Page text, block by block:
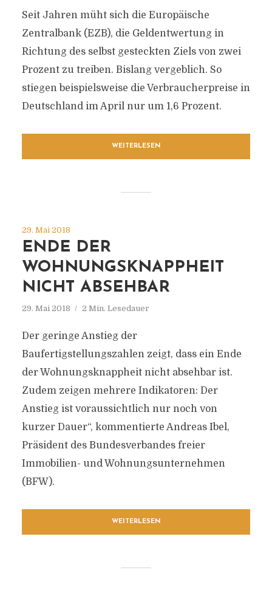
Seit Jahren müht sich die Europäische
Zentralbank (EZB), die Geldentwertung in
Richtung des selbst gesteckten Ziels von zwei
Prozent zu treiben. Bislang vergeblich. So
stiegen beispielsweise die Verbraucherpreise in
Deutschland im April nur um 1,6 Prozent.
WEITERLESEN
29. Mai 2018
ENDE DER
WOHNUNGSKNAPPHEIT
NICHT ABSEHBAR
29. Mai 2018 2 Min. Lesedauer
Der geringe Anstieg der
Baufertigstellungszahlen zeigt, dass ein Ende
der Wohnungsknappheit nicht absehbar ist.
Zudem zeigen mehrere Indikatoren: Der
Anstieg ist voraussichtlich nur noch von
kurzer Dauer“, kommentierte Andreas Ibel,
Präsident des Bundesverbandes freier
Immobilien- und Wohnungsunternehmen
(BFW).
WEITERLESEN